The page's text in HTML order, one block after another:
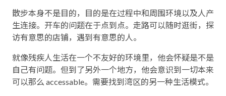
散步本身不是目的，目的是在过程中和周围环境以及人产
生连接。开车的问题在于点到点。走路可以随时逛街，探
访有意思的店铺，遇到有意思的人。
就像残疾人生活在一个不友好的环境里，他会怀疑是不是
自己有问题。但到了另外一个地方，他会意识到一切本来
可以那么 accessable。需要找到湾区的另一种生活模式。